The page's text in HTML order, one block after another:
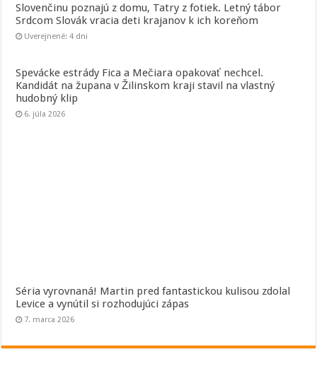
Slovenčinu poznajú z domu, Tatry z fotiek. Letný tábor
Srdcom Slovák vracia deti krajanov k ich koreňom
Uverejnené: 4 dni
Spevácke estrády Fica a Mečiara opakovať nechcel.
Kandidát na župana v Žilinskom kraji stavil na vlastný
hudobný klip
6. júla 2026
Séria vyrovnaná! Martin pred fantastickou kulisou zdolal
Levice a vynútil si rozhodujúci zápas
7. marca 2026